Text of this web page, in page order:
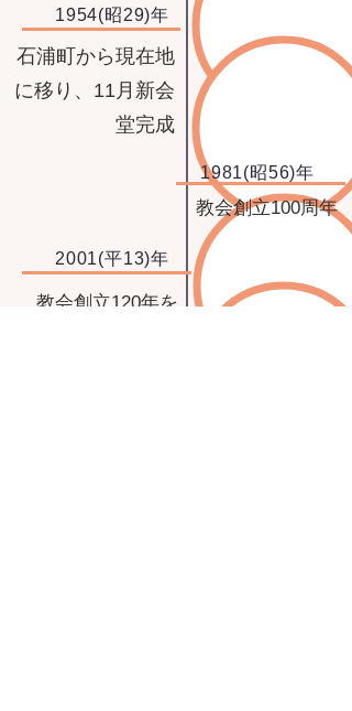
1954(昭29)年
石浦町から現在地
に移り、11月新会
堂完成
1981(昭56)年
教会創立100周年
教会創立120年を
2001(平13)年